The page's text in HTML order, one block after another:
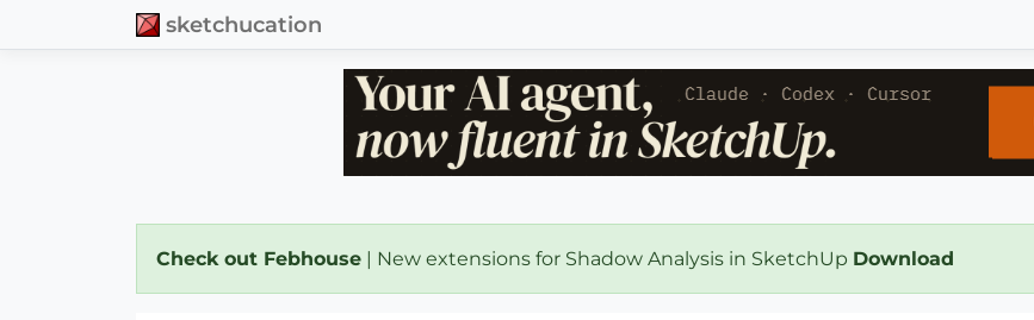
sketchucation
Check out Febhouse | New extensions for Shadow Analysis in SketchUp Download